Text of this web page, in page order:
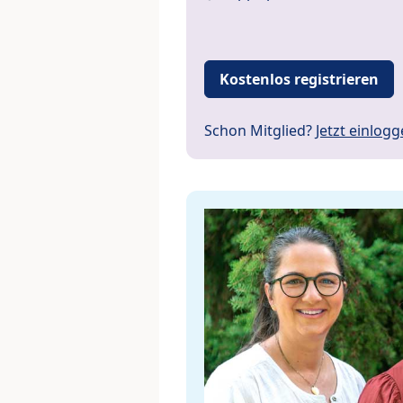
Kostenlos registrieren
Schon Mitglied? Jetzt